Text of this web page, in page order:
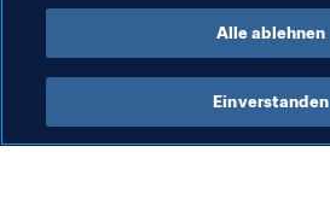
Alle ablehnen
Einverstanden